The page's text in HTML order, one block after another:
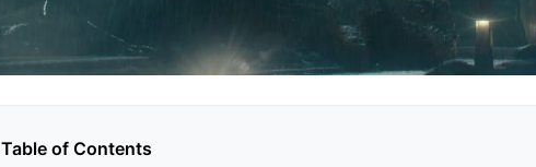
Table of Contents